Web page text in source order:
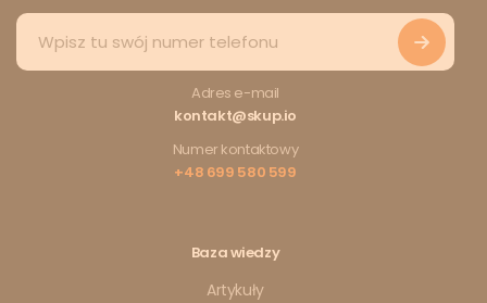
Adres e-mail
kontakt@skup.io
Numer kontaktowy
+48 699 580 599
Baza wiedzy
Artykuły